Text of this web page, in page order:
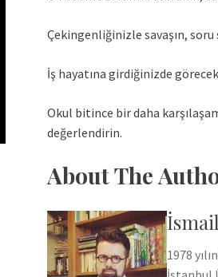
Çekingenliğinizle savaşın,
İş hayatına girdiğinizde
Okul bitince bir daha
değerlendirin.
About The
1978